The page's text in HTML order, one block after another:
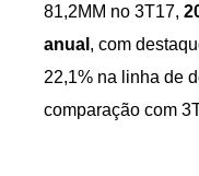
81,2MM no 3T17,
anual , com
22,1% na linha de
comparação com